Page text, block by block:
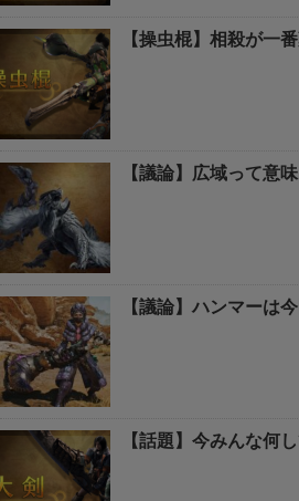
【操虫棍】相殺が一
【議論】広域って意
【議論】ハンマーは
【話題】今みんな何